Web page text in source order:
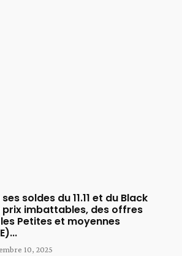
soldes du 11.11 et du Black
prix imbattables, des offres
Petites et moyennes
10, 2025